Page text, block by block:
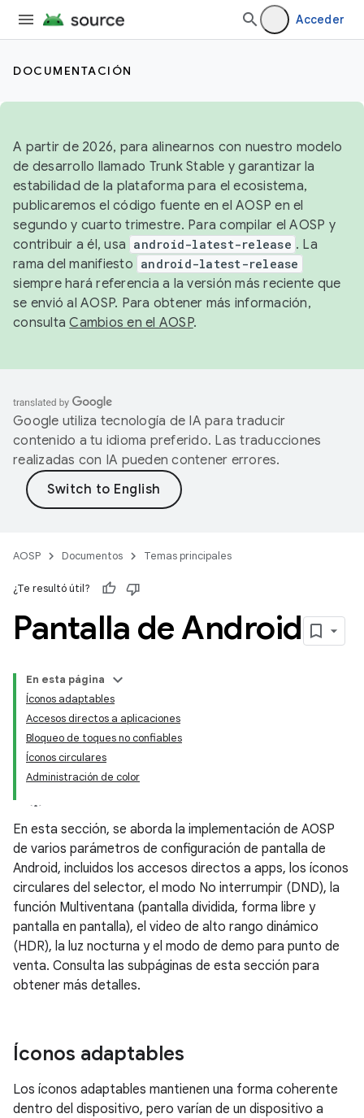
Acceder
DOCUMENTACIÓN
A partir de 2026, para alinearnos con nuestro modelo
de desarrollo llamado Trunk Stable y garantizar la
estabilidad de la plataforma para el ecosistema,
publicaremos el código fuente en el AOSP en el
segundo y cuarto trimestre. Para compilar el AOSP y
contribuir a él, usa android-latest-release . La
rama del manifiesto android-latest-release
siempre hará referencia a la versión más reciente que
se envió al AOSP. Para obtener más información,
consultaCambios en el AOSP.
Google utiliza tecnología de IA para traducir
contenido a tu idioma preferido. Las traducciones
realizadas con IA pueden contener errores.
AOSP Documentos Temas principales
¿Te resultó útil?
Pantalla de Android
En esta página
Íconos adaptables
Accesos directos a aplicaciones
Bloqueo de toques no confiables
Íconos circulares
Administración de color
En esta sección, se aborda la implementación de AOSP
de varios parámetros de configuración de pantalla de
Android, incluidos los accesos directos a apps, los íconos
circulares del selector, el modo No interrumpir (DND), la
función Multiventana (pantalla dividida, forma libre y
pantalla en pantalla), el video de alto rango dinámico
(HDR), la luz nocturna y el modo de demo para punto de
venta. Consulta las subpáginas de esta sección para
obtener más detalles.
Íconos adaptables
Los íconos adaptables mantienen una forma coherente
dentro del dispositivo, pero varían de un dispositivo a